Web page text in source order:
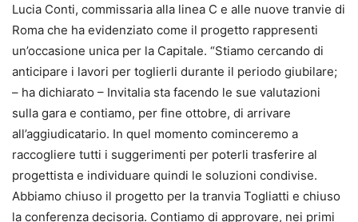
Lucia Conti, commissaria alla linea C e alle nuove tranvie di
Roma che ha evidenziato come il progetto rappresenti
un’occasione unica per la Capitale. “Stiamo cercando di
anticipare i lavori per toglierli durante il periodo giubilare;
– ha dichiarato – Invitalia sta facendo le sue valutazioni
sulla gara e contiamo, per fine ottobre, di arrivare
all’aggiudicatario. In quel momento cominceremo a
raccogliere tutti i suggerimenti per poterli trasferire al
progettista e individuare quindi le soluzioni condivise.
Abbiamo chiuso il progetto per la tranvia Togliatti e chiuso
la conferenza decisoria. Contiamo di approvare, nei primi